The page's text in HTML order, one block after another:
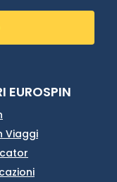
EUROSPIN
Viaggi